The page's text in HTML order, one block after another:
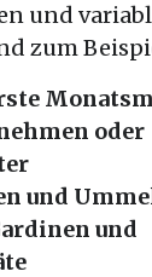
und
zum
oder
und
und